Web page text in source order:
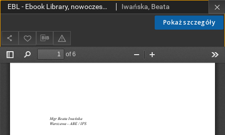
Pokaż szczegóły
EBL - Ebook Library, nowoczesna platforma do wypożyczania książek elektronicznych Iwańska, Beata